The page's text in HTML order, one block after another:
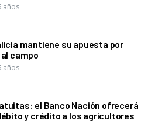
años
mantiene su apuesta por
campo
años
el Banco Nación ofrecerá
y crédito a los agricultores